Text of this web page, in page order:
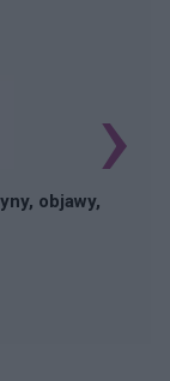
objawy,›